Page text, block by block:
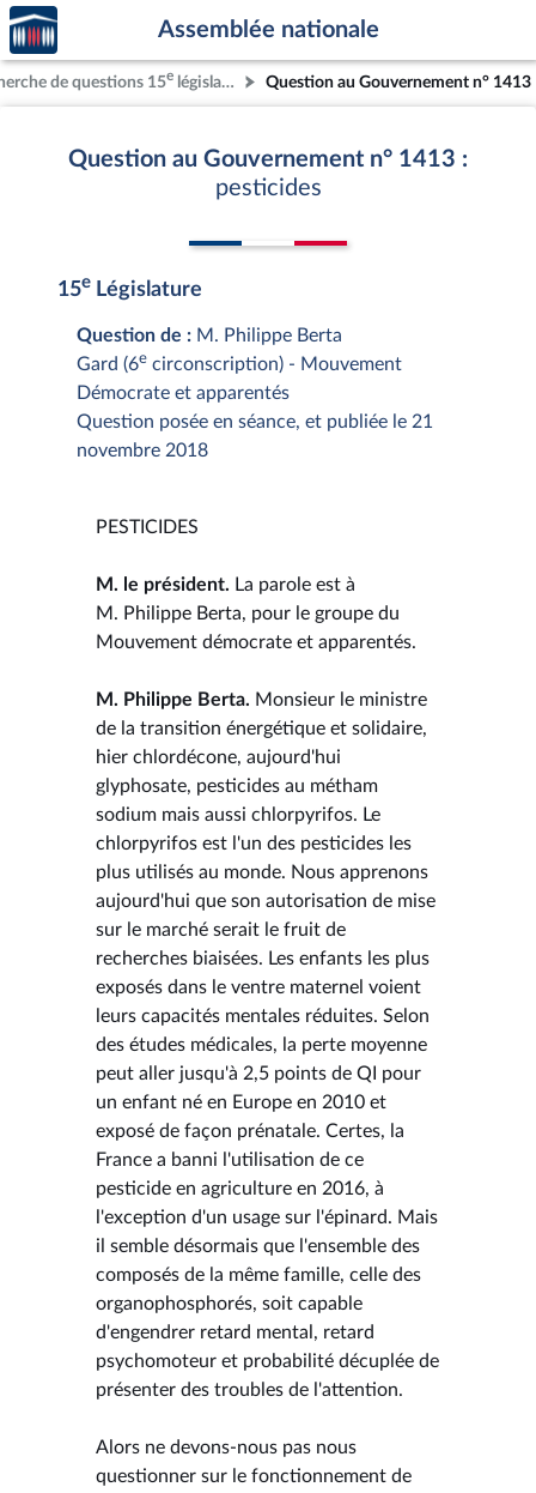
Aller au contenu
Aller en bas de la page
Accèder
à la
page
d'accueil
Assemblée nationale
de questions 15e législature Question au Gouvernement n° 1413
Question au Gouvernement n° 1413 :
pesticides
15e Législature
Question de : M. Philippe Berta
Gard (6e circonscription) - Mouvement
Démocrate et apparentés
Question posée en séance, et publiée le 21
novembre 2018
PESTICIDES
M. le président. La parole est à
M. Philippe Berta, pour le groupe du
Mouvement démocrate et apparentés.
M. Philippe Berta. Monsieur le ministre
de la transition énergétique et solidaire,
hier chlordécone, aujourd'hui
glyphosate, pesticides au métham
sodium mais aussi chlorpyrifos. Le
chlorpyrifos est l'un des pesticides les
plus utilisés au monde. Nous apprenons
aujourd'hui que son autorisation de mise
sur le marché serait le fruit de
recherches biaisées. Les enfants les plus
exposés dans le ventre maternel voient
leurs capacités mentales réduites. Selon
des études médicales, la perte moyenne
peut aller jusqu'à 2,5 points de QI pour
un enfant né en Europe en 2010 et
exposé de façon prénatale. Certes, la
France a banni l'utilisation de ce
pesticide en agriculture en 2016, à
l'exception d'un usage sur l'épinard. Mais
il semble désormais que l'ensemble des
composés de la même famille, celle des
organophosphorés, soit capable
d'engendrer retard mental, retard
psychomoteur et probabilité décuplée de
présenter des troubles de l'attention.
Alors ne devons-nous pas nous
questionner sur le fonctionnement de